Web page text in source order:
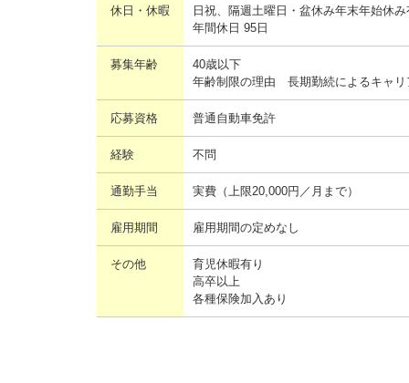
休日・休暇
日祝、隔週土曜日・盆休み年末年始休み
年間休日 95日
募集年齢
40歳以下
年齢制限の理由 長期勤続によるキャリ
応募資格 普通自動車免許
経験 不問
通勤手当 実費（上限20,000円／月まで）
雇用期間 雇用期間の定めなし
その他
育児休暇有り
高卒以上
各種保険加入あり